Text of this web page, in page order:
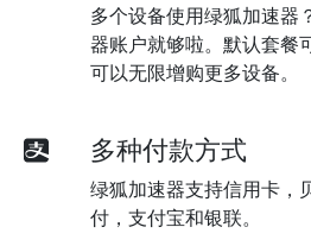
多个设备使用绿狐加速器
器账户就够啦。默认套餐
可以无限增购更多设备。
多种付款方式
绿狐加速器支持信用卡，
付，支付宝和银联。